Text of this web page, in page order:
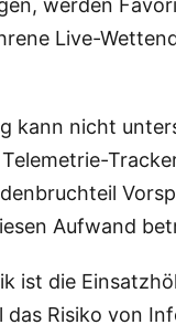
werden
Live-
kann nicht
Aufwand
ist die
Risiko von